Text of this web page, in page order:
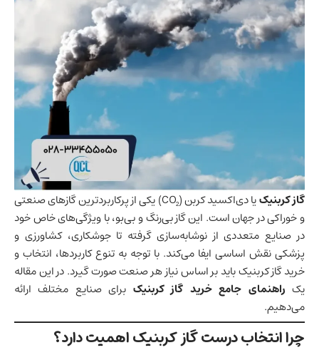
گاز کربنیک
یا دی‌اکسید کربن (CO₂) یکی از پرکاربردترین گازهای صنعتی
و خوراکی در جهان است. این گاز بی‌رنگ و بی‌بو، با ویژگی‌های خاص خود
در صنایع متعددی از نوشابه‌سازی گرفته تا جوشکاری، کشاورزی و
پزشکی نقش اساسی ایفا می‌کند. با توجه به تنوع کاربردها، انتخاب و
خرید گاز کربنیک باید بر اساس نیاز هر صنعت صورت گیرد. در این مقاله
یک راهنمای جامع خرید گاز کربنیک برای صنایع مختلف ارائه
می‌دهیم.
چرا انتخاب درست گاز کربنیک اهمیت دارد؟